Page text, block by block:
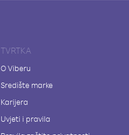
TVRTKA
O Viberu
Središte marke
Karijera
Uvjeti i pravila